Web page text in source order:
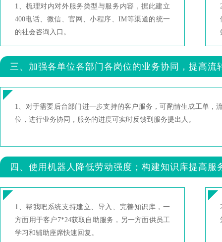
1、梳理对内对外服务类型与服务内容，据此建立
400电话、微信、官网、小程序、IM等渠道的统一
的社会咨询入口。
三、加强各单位各部门各岗位的业务协同，提高流
1、对于需要后台部门进一步支持的客户服务，可酌情生成工单，
位，进行业务协同，服务的进度可实时反馈到服务提出人。
四、使用机器人降低劳动强度；构建知识库提高服
1、帮我吧系统支持建立、导入、完善知识库，一
方面用于客户7*24获取自助服务，另一方面供员工
学习和辅助座席快速回复。